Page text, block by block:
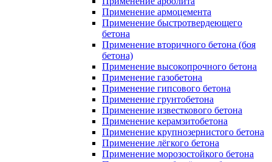
Применение армоцемента
Применение быстротвердеющего
бетона
Применение вторичного бетона (боя
бетона)
Применение высокопрочного бетона
Применение газобетона
Применение гипсового бетона
Применение грунтобетона
Применение известкового бетона
Применение керамзитобетона
Применение крупнозернистого бетона
Применение лёгкого бетона
Применение морозостойкого бетона